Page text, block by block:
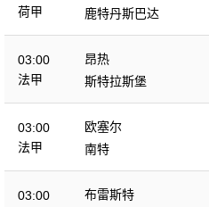
荷甲
鹿特丹斯巴达
03:00
法甲
昂热
斯特拉斯堡
03:00
法甲
欧塞尔
南特
03:00
布雷斯特